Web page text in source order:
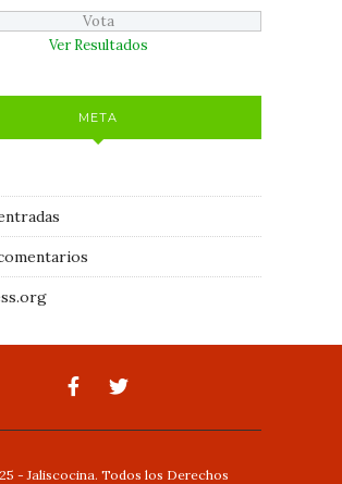
Ver Resultados
META
- Jaliscocina. Todos los Derechos